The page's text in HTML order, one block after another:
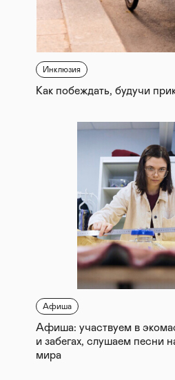
Инклюзия
Как побеждать, будучи
Афиша
Афиша: участвуем в
и забегах, слушаем песни
мира